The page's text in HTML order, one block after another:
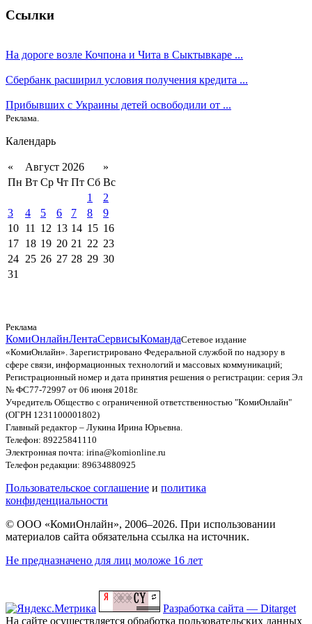
Ссылки
На дороге возле Кочпона и Чита в Сыктывкаре ...
Сбербанк расширил условия получения кредита ...
Прибывших с Украины детей освободили от ...
Реклама.
Календарь
« Август 2026
»
Пн Вт Ср Чт Пт Сб Вс
1
2
3
4 5 6 7 8
9
10 11 12 13 14 15 16
17 18 19 20 21 22 23
24 25 26 27 28 29 30
31
Реклама
КомиОнлайнЛентаСервисыКомандаСетевое издание
«КомиОнлайн». Зарегистрировано Федеральной службой по надзору в
сфере связи, информационных технологий и массовых коммуникаций;
Регистрационный номер и дата принятия решения о регистрации: серия Эл
№ ФС77-72997 от 06 июня 2018г.
Учредитель Общество с ограниченной ответственностью "КомиОнлайн"
(ОГРН 1231100001802)
Главный редактор – Лукина Ирина Юрьевна.
Телефон: 89225841110
Электронная почта: irina@komionline.ru
Телефон редакции: 89634880925
Пользовательское соглашение и политика
конфиденциальности
© ООО «КомиОнлайн», 2006–2026. При использовании
материалов сайта обязательна ссылка на источник.
Не предназначено для лиц моложе 16 лет
Разработка сайта — Ditarget
На сайте осуществляется обработка пользовательских данных